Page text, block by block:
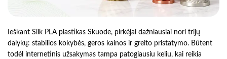
Ieškant Silk PLA plastikas Skuode, pirkėjai dažniausiai nori trijų
dalykų: stabilios kokybės, geros kainos ir greito pristatymo. Būtent
todėl internetinis užsakymas tampa patogiausiu keliu, kai reikia